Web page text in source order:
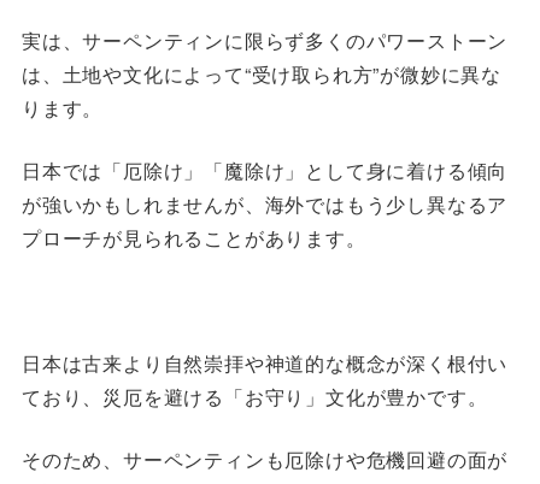
実は、サーペンティンに限らず多くのパワーストーン
は、土地や文化によって“受け取られ方”が微妙に異な
ります。
日本では「厄除け」「魔除け」として身に着ける傾向
が強いかもしれませんが、海外ではもう少し異なるア
プローチが見られることがあります。
日本は古来より自然崇拝や神道的な概念が深く根付い
ており、災厄を避ける「お守り」文化が豊かです。
そのため、サーペンティンも厄除けや危機回避の面が